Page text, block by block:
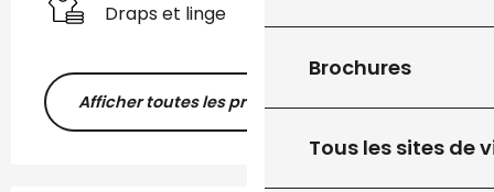
Brochures
Tous les sites de
Draps et linge
Afficher toutes les prestations